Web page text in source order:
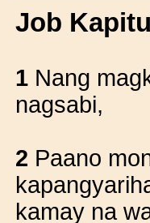
Job
1 Nang
nagsabi,
2 Paano
kamay na